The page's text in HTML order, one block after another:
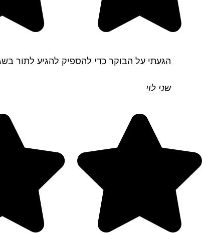
הגעתי על הבוקר כדי להספיק להגיע לתור בשגרירות, ובתוך 5 דקות יצאתי
שני לוי